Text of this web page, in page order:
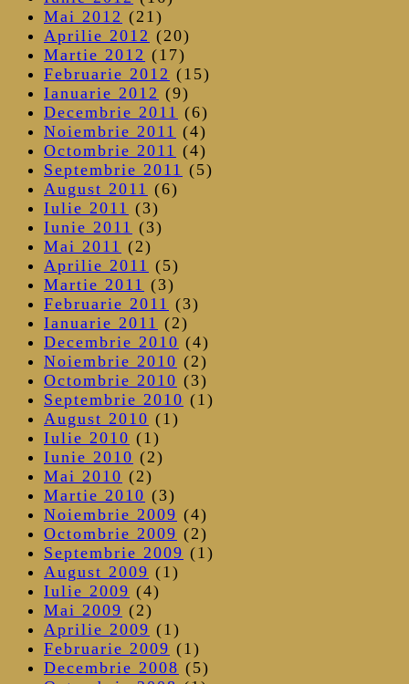
Mai 2012 (21)
Aprilie 2012 (20)
Martie 2012 (17)
Februarie 2012 (15)
Ianuarie 2012 (9)
Decembrie 2011 (6)
Noiembrie 2011 (4)
Octombrie 2011 (4)
Septembrie 2011 (5)
August 2011 (6)
Iulie 2011 (3)
Iunie 2011 (3)
Mai 2011 (2)
Aprilie 2011 (5)
Martie 2011 (3)
Februarie 2011 (3)
Ianuarie 2011 (2)
Decembrie 2010 (4)
Noiembrie 2010 (2)
Octombrie 2010 (3)
Septembrie 2010 (1)
August 2010 (1)
Iulie 2010 (1)
Iunie 2010 (2)
Mai 2010 (2)
Martie 2010 (3)
Noiembrie 2009 (4)
Octombrie 2009 (2)
Septembrie 2009 (1)
August 2009 (1)
Iulie 2009 (4)
Mai 2009 (2)
Aprilie 2009 (1)
Februarie 2009 (1)
Decembrie 2008 (5)